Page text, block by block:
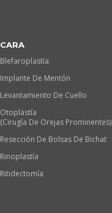
CARA
Blefaroplastía
Implante De Mentón
Levantamiento De Cuello
Otoplastía
(Cirugía De Orejas Prominentes)
Resección De Bolsas De Bichat
Rinoplastía
Ritidectomía